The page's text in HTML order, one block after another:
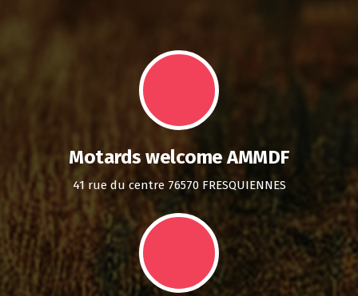
Motards welcome AMMDF
41 rue du centre 76570 FRESQUIENNES